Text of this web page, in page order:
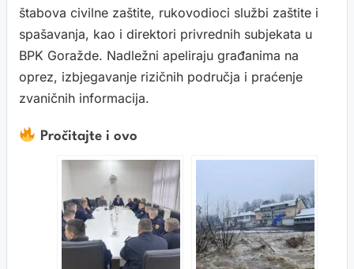
štabova civilne zaštite, rukovodioci službi zaštite i
spašavanja, kao i direktori privrednih subjekata u
BPK Goražde. Nadležni apeliraju građanima na
oprez, izbjegavanje rizičnih područja i praćenje
zvaničnih informacija.
Pročitajte i ovo